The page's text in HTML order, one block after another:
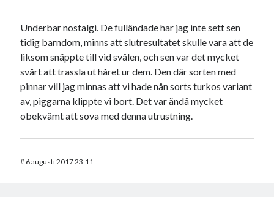
Underbar nostalgi. De fulländade har jag inte sett sen
tidig barndom, minns att slutresultatet skulle vara att de
liksom snäppte till vid svålen, och sen var det mycket
svårt att trassla ut håret ur dem. Den där sorten med
pinnar vill jag minnas att vi hade nån sorts turkos variant
av, piggarna klippte vi bort. Det var ändå mycket
obekvämt att sova med denna utrustning.
# 6 augusti 2017 23:11